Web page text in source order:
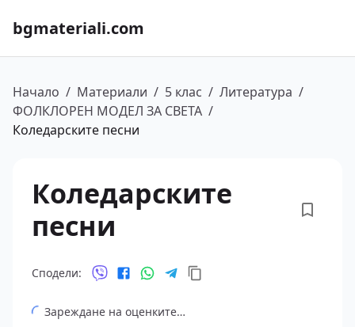
bgmateriali.com
Начало / Материали / 5 клас / Литература /
ФОЛКЛОРЕН МОДЕЛ ЗА СВЕТА /
Коледарските песни
Коледарските
песни
Сподели:
Зареждане на оценките…